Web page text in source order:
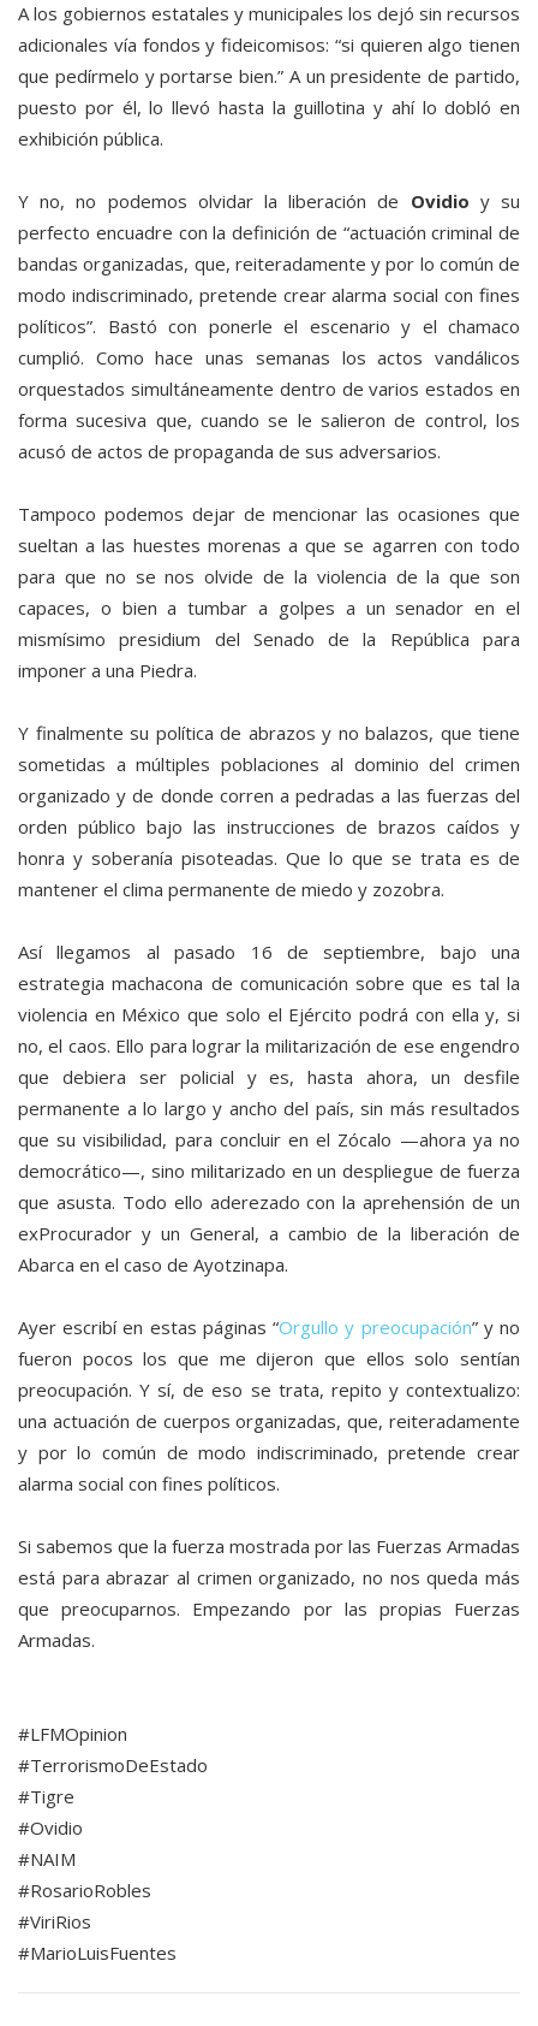
A los gobiernos estatales y municipales los dejó sin recursos
adicionales vía fondos y fideicomisos: “si quieren algo tienen
que pedírmelo y portarse bien.” A un presidente de partido,
puesto por él, lo llevó hasta la guillotina y ahí lo dobló en
exhibición pública.
Y no, no podemos olvidar la liberación de Ovidio y su
perfecto encuadre con la definición de “actuación criminal de
bandas organizadas, que, reiteradamente y por lo común de
modo indiscriminado, pretende crear alarma social con fines
políticos”. Bastó con ponerle el escenario y el chamaco
cumplió. Como hace unas semanas los actos vandálicos
orquestados simultáneamente dentro de varios estados en
forma sucesiva que, cuando se le salieron de control, los
acusó de actos de propaganda de sus adversarios.
Tampoco podemos dejar de mencionar las ocasiones que
sueltan a las huestes morenas a que se agarren con todo
para que no se nos olvide de la violencia de la que son
capaces, o bien a tumbar a golpes a un senador en el
mismísimo presidium del Senado de la República para
imponer a una Piedra.
Y finalmente su política de abrazos y no balazos, que tiene
sometidas a múltiples poblaciones al dominio del crimen
organizado y de donde corren a pedradas a las fuerzas del
orden público bajo las instrucciones de brazos caídos y
honra y soberanía pisoteadas. Que lo que se trata es de
mantener el clima permanente de miedo y zozobra.
Así llegamos al pasado 16 de septiembre, bajo una
estrategia machacona de comunicación sobre que es tal la
violencia en México que solo el Ejército podrá con ella y, si
no, el caos. Ello para lograr la militarización de ese engendro
que debiera ser policial y es, hasta ahora, un desfile
permanente a lo largo y ancho del país, sin más resultados
que su visibilidad, para concluir en el Zócalo —ahora ya no
democrático—, sino militarizado en un despliegue de fuerza
que asusta. Todo ello aderezado con la aprehensión de un
exProcurador y un General, a cambio de la liberación de
Abarca en el caso de Ayotzinapa.
Ayer escribí en estas páginas “Orgullo y preocupación” y no
fueron pocos los que me dijeron que ellos solo sentían
preocupación. Y sí, de eso se trata, repito y contextualizo:
una actuación de cuerpos organizadas, que, reiteradamente
y por lo común de modo indiscriminado, pretende crear
alarma social con fines políticos.
Si sabemos que la fuerza mostrada por las Fuerzas Armadas
está para abrazar al crimen organizado, no nos queda más
que preocuparnos. Empezando por las propias Fuerzas
Armadas.
#LFMOpinion
#TerrorismoDeEstado
#Tigre
#Ovidio
#NAIM
#RosarioRobles
#ViriRios
#MarioLuisFuentes